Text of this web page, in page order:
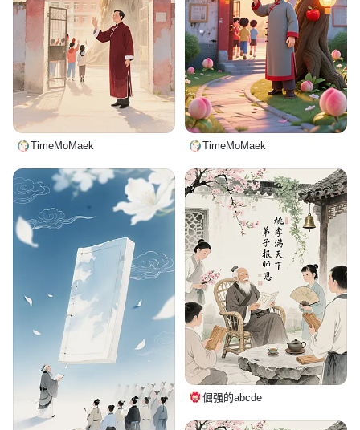
TimeMoMaek TimeMoMaek
倔强的abcde